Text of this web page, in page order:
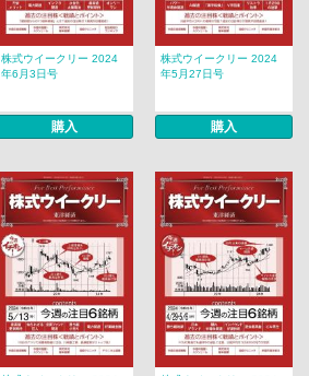
株式ウイークリー 2024
年6月3日号
購入
株式ウイークリー 2024
年5月27日号
購入